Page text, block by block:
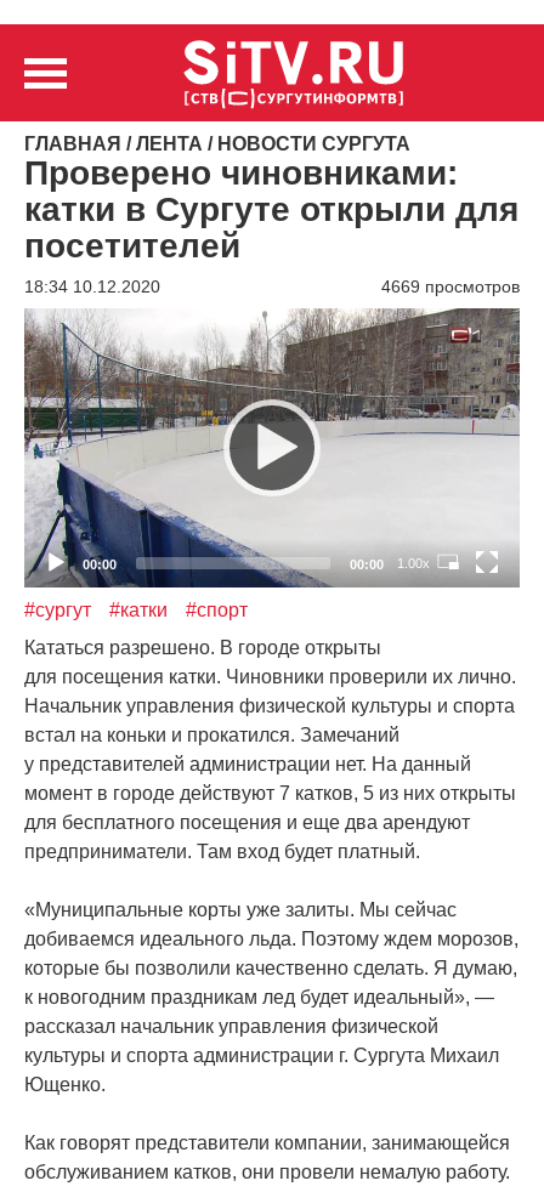
ГЛАВНАЯ /ЛЕНТА / НОВОСТИ СУРГУТА
Проверено чиновниками:
катки в Сургуте открыли для
посетителей
18:34 10.12.2020 4669 просмотров
Видеоплеер
00:00 00:00 1.00x
#сургут #катки
#спорт
Кататься разрешено. В городе открыты
для посещения катки. Чиновники проверили их лично.
Начальник управления физической культуры и спорта
встал на коньки и прокатился. Замечаний
у представителей администрации нет. На данный
момент в городе действуют 7 катков, 5 из них открыты
для бесплатного посещения и еще два арендуют
предприниматели. Там вход будет платный.
«Муниципальные корты уже залиты. Мы сейчас
добиваемся идеального льда. Поэтому ждем морозов,
которые бы позволили качественно сделать. Я думаю,
к новогодним праздникам лед будет идеальный», —
рассказал начальник управления физической
культуры и спорта администрации г. Сургута Михаил
Ющенко.
Как говорят представители компании, занимающейся
обслуживанием катков, они провели немалую работу.